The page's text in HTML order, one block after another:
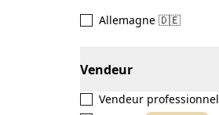
Allemagne 🇩🇪
Vendeur
Vendeur professionnel